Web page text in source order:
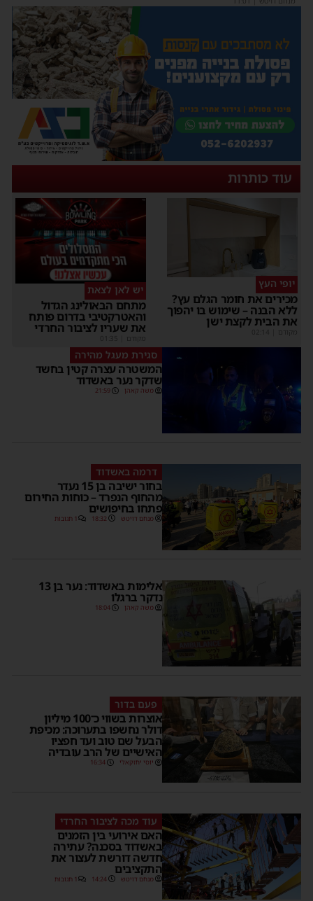
עוד כותרות
יופי העץ
מכירים את חומר הגלם עץ?
ללא הבנה – שימוש בו יהפוך
את הבית לקצת ישן
מקודם
יש לאן לצאת
מתחם הבאולינג הגדול
והאטרקטיבי בדרום פותח
את שעריו לציבור החרדי
מקודם
סגירת מעגל מהירה
המשטרה עצרה קטין בחשד
שדקר נער באשדוד
משה קאהן 21:59
דרמה באשדוד
בחור ישיבה בן 15 נעדר
מהחוף הנפרד – כוחות החירום
פתחו בחיפושים
מנחם דויטש 18:32 1 תגובות
אלימות באשדוד: נער בן 13
נדקר ברגלו
משה קאהן 18:04
פעם בדור
אוצרות בשווי כ־100 מיליון
דולר נחשפו בתערוכה: מכיפת
הבעל שם טוב ועד חפציו
האישיים של הרב עובדיה
יוסי יחזקאלי 16:34
עוד מכה לציבור החרדי
האם אירועי בין הזמנים
באשדוד בסכנה? עתירה
חדשה דורשת לעצור את
התקציבים
מנחם דויטש 14:24 1 תגובות